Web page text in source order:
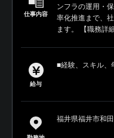
仕事内容
ンフラの運用・
率化推進まで、
ます。 【職務詳
給与
■経験、スキル、
福井県福井市和